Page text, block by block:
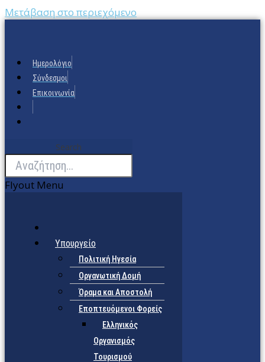
Μετάβαση στο περιεχόμενο
Ημερολόγιο
Σύνδεσμοι
Επικοινωνία
Search
Flyout Menu
Υπουργείο
Πολιτική Ηγεσία
Οργανωτική Δομή
Όραμα και Αποστολή
Εποπτευόμενοι Φορείς
Eλληνικός
Οργανισμός
Τουρισμού